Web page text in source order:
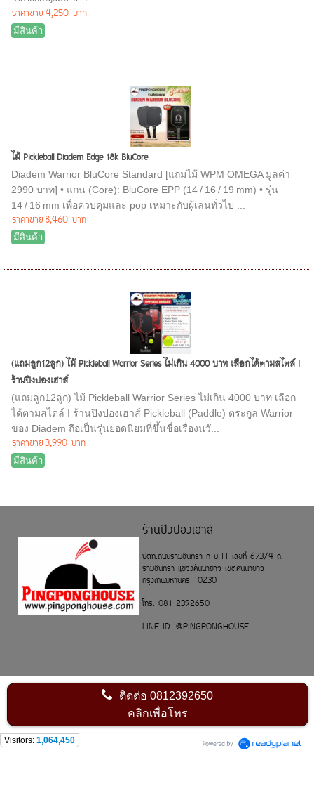
ราคาขาย 4,250 บาท
มีสินค้า
ไม้ Pickleball Diadem Edge 18k BluCore
Diadem Warrior BluCore Standard [แถมไม้ WPM OMEGA มูลค่า
2990 บาท] • แกน (Core): BluCore EPP (14 / 16 / 19 mm) • รุ่น
14 / 16 mm เพื่อควบคุมและ pop เหมาะกับผู้เล่นทั่วไป ...
ราคาขาย8,460 บาท
มีสินค้า
(แถมลูก12ลูก) ไม้ Pickleball Warrior Series ไม่เกิน 4000 บาท เลือกได้ตามสไตล์ I
ร้านปิงปองเฮาส์
(แถมลูก12ลูก) ไม้ Pickleball Warrior Series ไม่เกิน 4000 บาท เลือก
ได้ตามสไตล์ I ร้านปิงปองเฮาส์ Pickleball (Paddle) ตระกูล Warrior
ของ Diadem ถือเป็นรุ่นยอดนิยมที่ขึ้นชื่อเรื่องนวั...
ราคาขาย3,990 บาท
มีสินค้า
ร้านปิงปองเฮาส์
ปตท.ถนนรามอินทรา ก ม.11 เลขที่ 673/4 ถ.
รามอินทรา แขวงคันนายาว เขตคันนายาว
กรุงเทพมหานคร 10230
โทร. 081-2392650
LINE ID. @PINGPONGHOUSE
ติดต่อ0812392650
คลิกเพื่อโทร
Visitors: 1,064,450